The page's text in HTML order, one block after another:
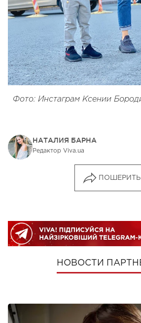
Фото: Инстаграм Ксении
НАТАЛИЯ БАРНА
Редактор Viva.ua
ПОШЕРИТЬ
НОВОСТИ